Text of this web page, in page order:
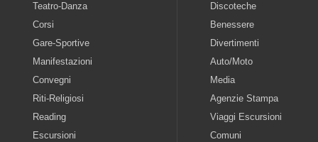
Teatro-Danza
Corsi
Gare-Sportive
Manifestazioni
Convegni
Riti-Religiosi
Reading
Escursioni
Discoteche
Benessere
Divertimenti
Auto/Moto
Media
Agenzie Stampa
Viaggi Escursioni
Comuni